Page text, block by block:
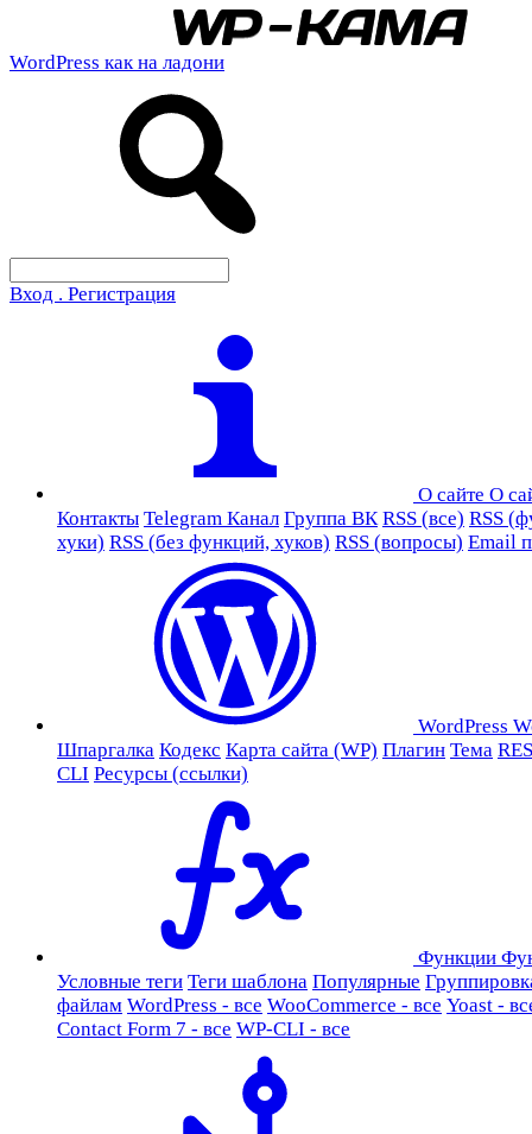
WordPress как на ладони
Вход . Регистрация
О сайте О
Контакты Telegram Канал Группа ВК RSS (все) RSS
хуки) RSS (без функций, хуков) RSS (вопросы) Email
WordPress
Шпаргалка Кодекс Карта сайта (WP) Плагин Тема
CLI Ресурсы (ссылки)
Функции
Условные теги Теги шаблона Популярные
файлам WordPress - все WooCommerce - все Yoast -
Contact Form 7 - все WP-CLI - все